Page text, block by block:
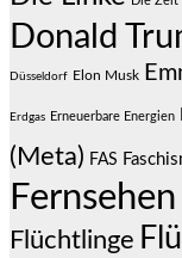
Donald
Düsseldorf Elon Musk
Erdgas Erneuerbare Energien
(Meta) FAS
Fernsehen
Flüchtlinge